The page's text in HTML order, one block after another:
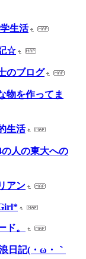
生活
☆
のブログ
物を作ってま
生活
の人の東大への
アン
ド。
日記(・ω・｀